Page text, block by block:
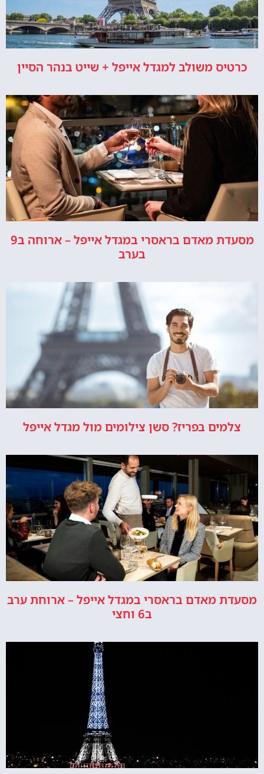
כרטיס משולב למגדל אייפל + שייט בנהר הסיין
מסעדת מאדם בראסרי במגדל אייפל – ארוחה ב9
בערב
צלמים בפריז? סשן צילומים מול מגדל אייפל
מסעדת מאדם בראסרי במגדל אייפל – ארוחת ערב
ב6 וחצי